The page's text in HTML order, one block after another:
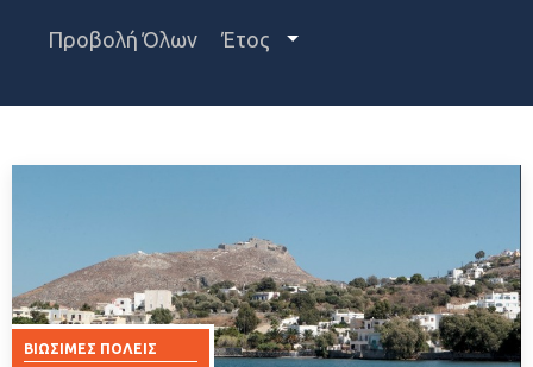
Προβολή Όλων Έτος
ΒΙΏΣΙΜΕΣ ΠΌΛΕΙΣ